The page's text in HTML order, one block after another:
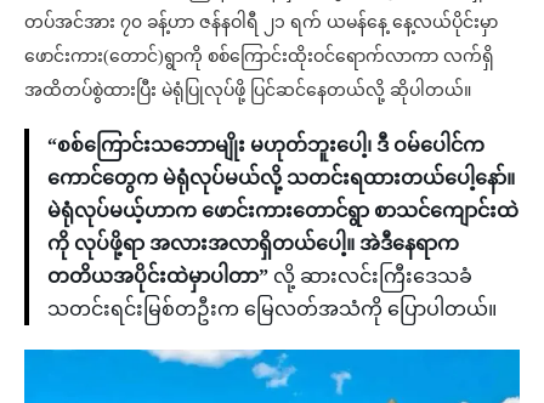
တပ်အင်အား ၇၀ ခန့်ဟာ ဇန်နဝါရီ ၂၁ ရက် ယမန်နေ့ နေ့လယ်ပိုင်းမှာ
ဖောင်းကား(တောင်)ရွာကို စစ်ကြောင်းထိုးဝင်ရောက်လာကာ လက်ရှိ
အထိတပ်စွဲထားပြီး မဲရုံပြုလုပ်ဖို့ ပြင်ဆင်နေတယ်လို့ ဆိုပါတယ်။
“စစ်ကြောင်းသဘောမျိုး မဟုတ်ဘူးပေါ့၊ ဒီ ဝမ်ပေါင်က
ကောင်တွေက မဲရုံလုပ်မယ်လို့ သတင်းရထားတယ်ပေါ့နော်။
မဲရုံလုပ်မယ့်ဟာက ဖောင်းကားတောင်ရွာ စာသင်ကျောင်းထဲ
ကို လုပ်ဖို့ရာ အလားအလာရှိတယ်ပေါ့။ အဲဒီနေရာက
တတိယအပိုင်းထဲမှာပါတာ” လို့ ဆားလင်းကြီးဒေသခံ
သတင်းရင်းမြစ်တဦးက မြေလတ်အသံကို ပြောပါတယ်။